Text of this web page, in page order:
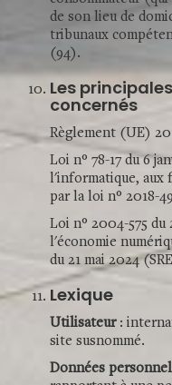
de son lieu de
tribunaux
(94).
Les
concernés
Règlement (UE)
Loi n° 78-17 du 6
l'informatique, aux
par la loi n° 2018-
Loi n° 2004-575
l'économie
du 21 mai 2024
Lexique
Utilisateur:
site susnommé.
Données